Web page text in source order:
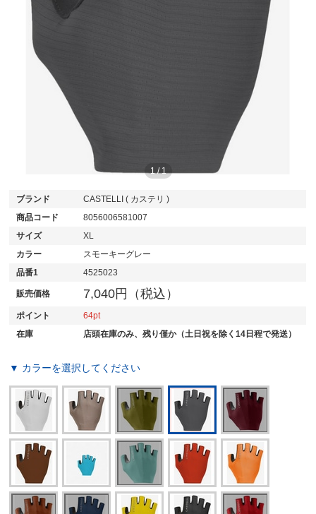
1/1
ブランド
CASTELLI ( カステリ )
商品コード
8056006581007
サイズ
XL
カラー
スモーキーグレー
品番1
4525023
販売価格 7,040円（税込）
ポイント
64
在庫
店頭在庫のみ、残り僅か（土日祝を除く14日程で発送）
▼ カラーを選択してください